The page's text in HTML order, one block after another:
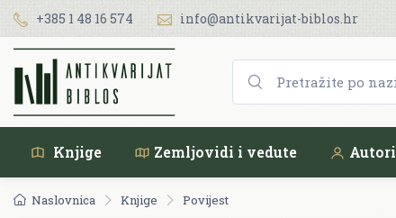
+385 1 48 16 574 info@antikvarijat-biblos.hr
Knjige Zemljovidi i vedute Autori
Naslovnica Knjige Povijest